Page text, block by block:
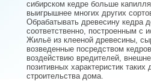
сибирском кедре больше
выигрышнее многих других
Обрабатывать древесину кедра
соответственно, построенным с
Жильё из клееной древесины,
возведенные посредством
воздействию вредителей,
позитивных характеристик
строительства дома.